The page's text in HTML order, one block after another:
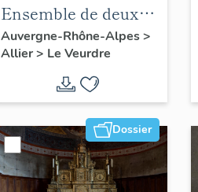
Ensemble de deux
verrières
Auvergne-Rhône-Alpes>
Allier> Le Veurdre
Dossier